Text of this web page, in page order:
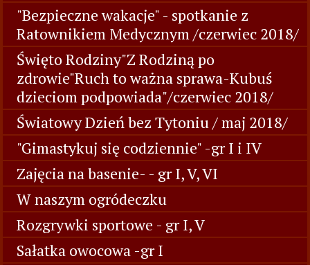
"Bezpieczne wakacje" - spotkanie z
Ratownikiem Medycznym /czerwiec 2018/
Święto Rodziny"Z Rodziną po
zdrowie"Ruch to ważna sprawa-Kubuś
dzieciom podpowiada"/czerwiec 2018/
Światowy Dzień bez Tytoniu / maj 2018/
"Gimastykuj się codziennie" -gr I i IV
Zajęcia na basenie- - gr I, V, VI
W naszym ogródeczku
Rozgrywki sportowe - gr I, V
Sałatka owocowa -gr I